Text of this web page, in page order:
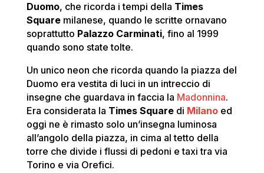
Duomo, che ricorda i tempi della Times
Squaremilanese, quando le scritte ornavano
soprattutto Palazzo Carminati, fino al 1999
quando sono state tolte.
Un unico neon che ricorda quando la piazza del
Duomo era vestita di luci in un intreccio di
insegne che guardava in faccia la Madonnina.
Era considerata la Times Squaredi Milano ed
oggi ne è rimasto solo un’insegna luminosa
all’angolo della piazza, in cima al tetto della
torre che divide i flussi di pedoni e taxi tra via
Torino e via Orefici.